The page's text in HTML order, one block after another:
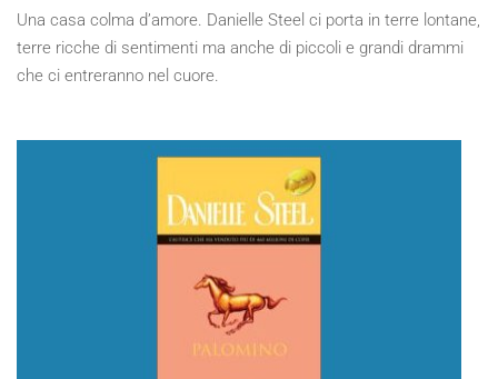
Una casa colma d’amore. Danielle Steel ci porta in terre lontane,
terre ricche di sentimenti ma anche di piccoli e grandi drammi
che ci entreranno nel cuore.